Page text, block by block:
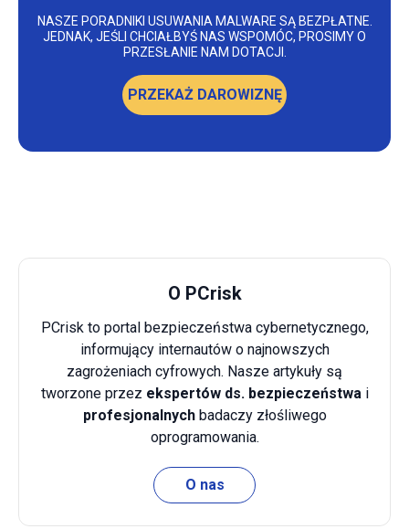
NASZE PORADNIKI USUWANIA MALWARE SĄ BEZPŁATNE.
JEDNAK, JEŚLI CHCIAŁBYŚ NAS WSPOMÓC, PROSIMY O
PRZESŁANIE NAM DOTACJI.
PRZEKAŻ DAROWIZNĘ
O PCrisk
PCrisk to portal bezpieczeństwa cybernetycznego,
informujący internautów o najnowszych
zagrożeniach cyfrowych. Nasze artykuły są
tworzone przez ekspertów ds. bezpieczeństwai
profesjonalnychbadaczy złośliwego
oprogramowania.
O nas